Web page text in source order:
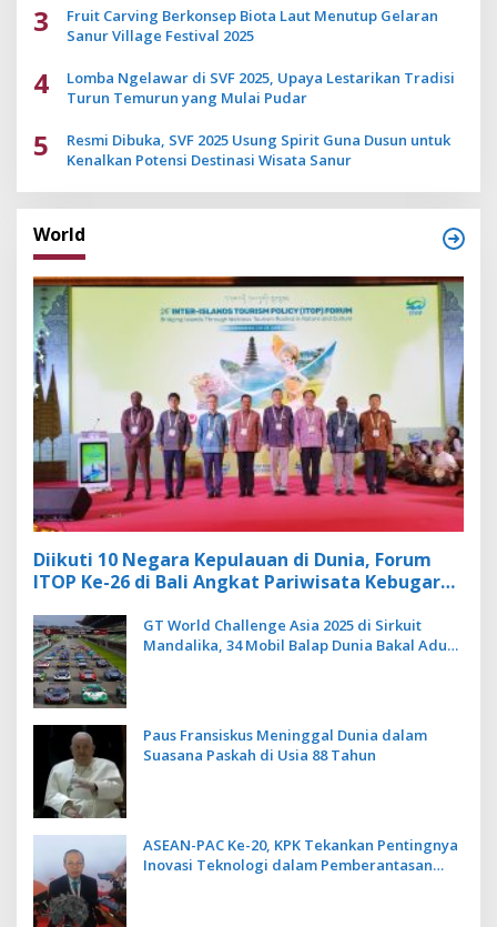
3
Fruit Carving Berkonsep Biota Laut Menutup Gelaran
Sanur Village Festival 2025
4
Lomba Ngelawar di SVF 2025, Upaya Lestarikan Tradisi
Turun Temurun yang Mulai Pudar
5
Resmi Dibuka, SVF 2025 Usung Spirit Guna Dusun untuk
Kenalkan Potensi Destinasi Wisata Sanur
World
Diikuti 10 Negara Kepulauan di Dunia, Forum
ITOP Ke-26 di Bali Angkat Pariwisata Kebugaran
GT World Challenge Asia 2025 di Sirkuit
Mandalika, 34 Mobil Balap Dunia Bakal Adu
Paus Fransiskus Meninggal Dunia dalam
Suasana Paskah di Usia 88 Tahun
ASEAN-PAC Ke-20, KPK Tekankan Pentingnya
Inovasi Teknologi dalam Pemberantasan